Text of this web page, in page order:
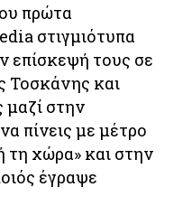
πρώτα
στιγμιότυπα
επίσκεψή τους σε
Τοσκάνης και
μαζί στην
πίνεις με μέτρο
τη χώρα» και στην
έγραψε